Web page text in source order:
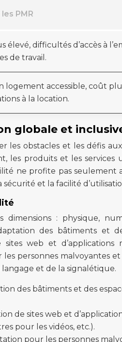
PMR
élevé, difficultés d’accès à
de travail.
accessible, coût
à la location.
globale et
les obstacles et les défis
les produits et les
ne profite pas seulement
et la facilité
dimensions : physique,
des bâtiments et
web et d’applications
personnes malvoyantes
et de la signalétique.
des bâtiments et des
de sites web et
pour les vidéos, etc.).
pour les personnes